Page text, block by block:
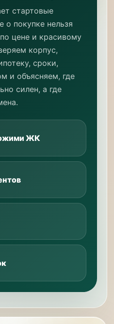
стартовые
о покупке нельзя
цене и красивому
корпус,
сроки,
и объясняем, где
силен, а где
ЖК